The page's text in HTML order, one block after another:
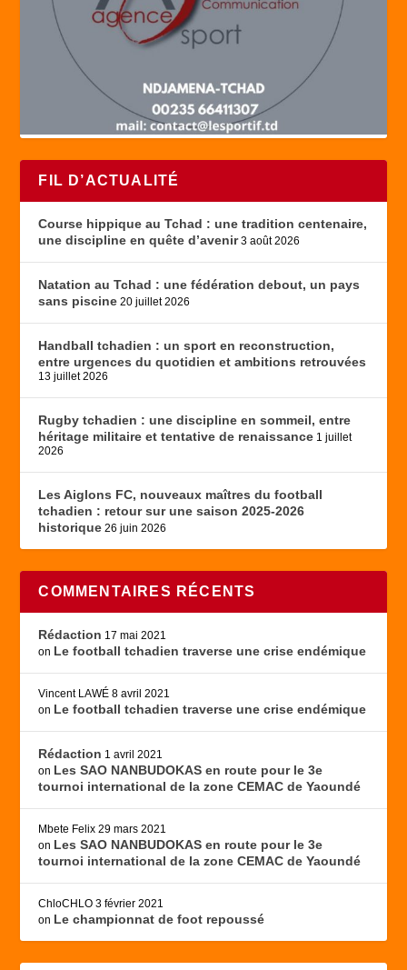
FIL D’ACTUALITÉ
Course hippique au Tchad : une tradition centenaire,
une discipline en quête d’avenir 3 août 2026
Natation au Tchad : une fédération debout, un pays
sans piscine 20 juillet 2026
Handball tchadien : un sport en reconstruction,
entre urgences du quotidien et ambitions retrouvées
13 juillet 2026
Rugby tchadien : une discipline en sommeil, entre
héritage militaire et tentative de renaissance 1 juillet
2026
Les Aiglons FC, nouveaux maîtres du football
tchadien : retour sur une saison 2025-2026
historique 26 juin 2026
COMMENTAIRES RÉCENTS
Rédaction 17 mai 2021
on Le football tchadien traverse une crise endémique
Vincent LAWÉ 8 avril 2021
on Le football tchadien traverse une crise endémique
Rédaction 1 avril 2021
on Les SAO NANBUDOKAS en route pour le 3e
tournoi international de la zone CEMAC de Yaoundé
Mbete Felix 29 mars 2021
on Les SAO NANBUDOKAS en route pour le 3e
tournoi international de la zone CEMAC de Yaoundé
ChloCHLO 3 février 2021
on Le championnat de foot repoussé